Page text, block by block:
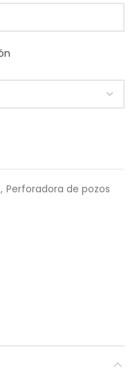
, Perforadora de pozos